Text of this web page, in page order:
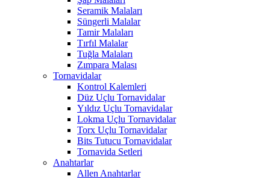
Seramik Malaları
Süngerli Malalar
Tamir Malaları
Tırfıl Malalar
Tuğla Malaları
Zımpara Malası
Tornavidalar
Kontrol Kalemleri
Düz Uçlu Tornavidalar
Yıldız Uçlu Tornavidalar
Lokma Uçlu Tornavidalar
Torx Uçlu Tornavidalar
Bits Tutucu Tornavidalar
Tornavida Setleri
Anahtarlar
Allen Anahtarlar